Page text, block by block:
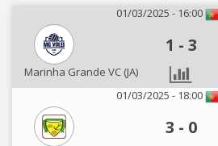
01/03/2025 - 16:00
1 - 3
Marinha Grande VC (JA)
01/03/2025 - 18:00
3 - 0